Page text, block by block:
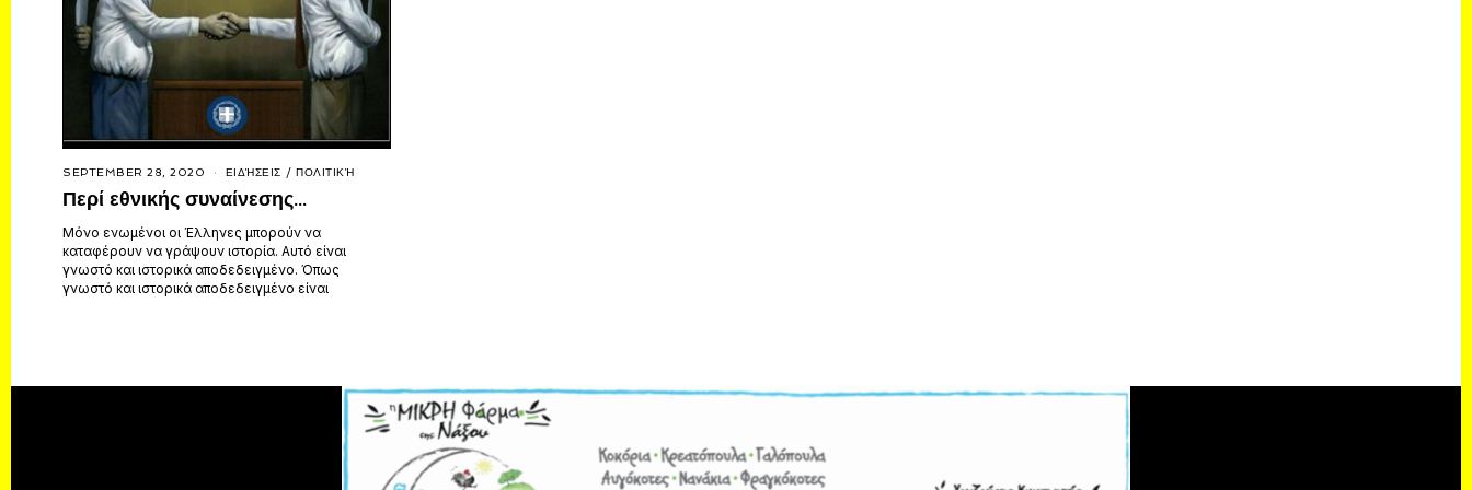
SEPTEMBER 28, 2020 ΕΙΔΉΣΕΙΣ / ΠΟΛΙΤΙΚΉ
Περί εθνικής συναίνεσης…
Μόνο ενωμένοι οι Έλληνες μπορούν να
καταφέρουν να γράψουν ιστορία. Αυτό είναι
γνωστό και ιστορικά αποδεδειγμένο. Όπως
γνωστό και ιστορικά αποδεδειγμένο είναι